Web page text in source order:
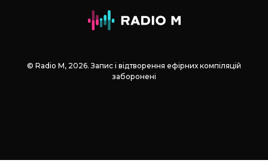
© Radio М, 2026. Запис і відтворення ефірних компіляцій
заборонені